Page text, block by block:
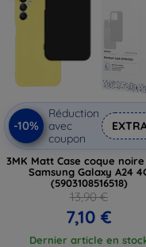
-10%
Réduction
avec
coupon
3MK Matt Case coque
Samsung Galaxy A24
(5903108516518)
13,90 €
7,10 €
Dernier article en